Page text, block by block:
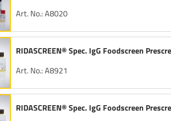
Art. No.: A8020
RIDASCREEN® Spec. IgG Foodscreen
Art. No.: A8921
RIDASCREEN® Spec. IgG Foodscreen